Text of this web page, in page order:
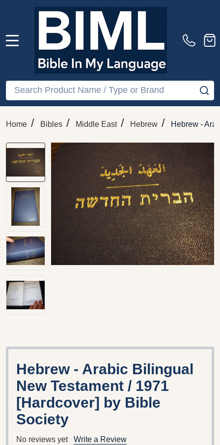
Search
Home / Bibles / Middle East / Hebrew / Hebrew -
Hebrew - Arabic Bilingual
New Testament / 1971
[Hardcover] by Bible
Society
No reviews yet Write a Review